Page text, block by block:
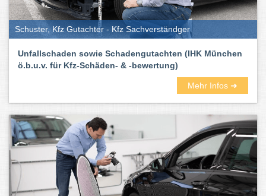
Schuster, Kfz Gutachter - Kfz Sachverständger
Unfallschaden sowie Schadengutachten (IHK München
ö.b.u.v. für Kfz-Schäden- & -bewertung)
Mehr Infos ➜